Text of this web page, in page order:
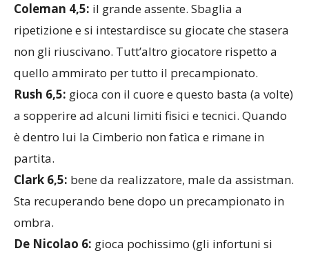
Coleman 4,5: il grande assente. Sbaglia a
ripetizione e si intestardisce su giocate che stasera
non gli riuscivano. Tutt’altro giocatore rispetto a
quello ammirato per tutto il precampionato.
Rush 6,5: gioca con il cuore e questo basta (a volte)
a sopperire ad alcuni limiti fisici e tecnici. Quando
è dentro lui la Cimberio non fatìca e rimane in
partita.
Clark 6,5: bene da realizzatore, male da assistman.
Sta recuperando bene dopo un precampionato in
ombra.
De Nicolao 6: gioca pochissimo (gli infortuni si